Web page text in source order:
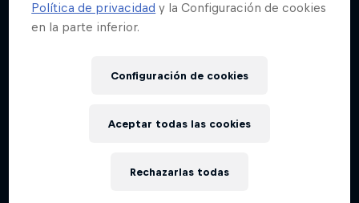
Política de privacidad y la Configuración de cookies
en la parte inferior.
Configuración de cookies
Rechazarlas todas
Aceptar todas las cookies